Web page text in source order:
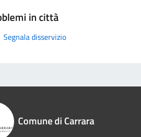
in città
Segnala disservizio
Comune di Carrara